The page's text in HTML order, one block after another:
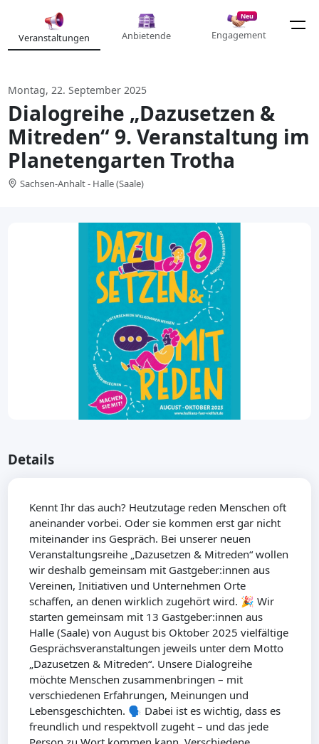
Veranstaltungen Anbietende
Neu
Engagement
Montag, 22. September 2025
Dialogreihe „Dazusetzen &
Mitreden“ 9. Veranstaltung im
Planetengarten Trotha
Sachsen-Anhalt - Halle (Saale)
Details
Kennt Ihr das auch? Heutzutage reden Menschen oft
aneinander vorbei. Oder sie kommen erst gar nicht
miteinander ins Gespräch. Bei unserer neuen
Veranstaltungsreihe „Dazusetzen & Mitreden“ wollen
wir deshalb gemeinsam mit Gastgeber:innen aus
Vereinen, Initiativen und Unternehmen Orte
schaffen, an denen wirklich zugehört wird. 🎉 Wir
starten gemeinsam mit 13 Gastgeber:innen aus
Halle (Saale) von August bis Oktober 2025 vielfältige
Gesprächsveranstaltungen jeweils unter dem Motto
„Dazusetzen & Mitreden“. Unsere Dialogreihe
möchte Menschen zusammenbringen – mit
verschiedenen Erfahrungen, Meinungen und
Lebensgeschichten. 🗣 Dabei ist es wichtig, dass es
freundlich und respektvoll zugeht – und das jede